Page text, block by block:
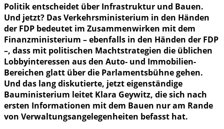
Politik entscheidet über Infrastruktur und Bauen.
Und jetzt? Das Verkehrsministerium in den Händen
der FDP bedeutet im Zusammenwirken mit dem
Finanzministerium – ebenfalls in den Händen der FDP
–, dass mit politischen Machtstrategien die üblichen
Lobbyinteressen aus den Auto- und Immobilien-
Bereichen glatt über die Parlamentsbühne gehen.
Und das lang diskutierte, jetzt eigenständige
Bauministerium leitet Klara Geywitz, die sich nach
ersten Informationen mit dem Bauen nur am Rande
von Verwaltungsangelegenheiten befasst hat.